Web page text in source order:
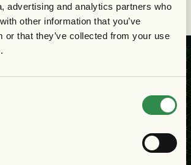
advertising and analytics partners who
other information that you’ve
or that they’ve collected from your use
när Nordsjälland tilläts ha mer av
sig disciplinerat och säkrade en
Josefsson & Lasse Ekström